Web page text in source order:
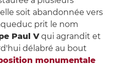
soit abandonnée vers
prit le nom
Paul Vqui agrandit et
délabré au bout
monumentale